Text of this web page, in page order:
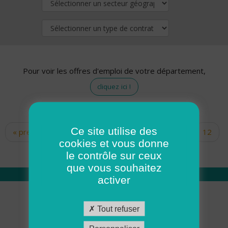
Pour voir les offres d'emploi de votre département,
cliquez ici !
Pages
« premier ‹ précédent … 10
12
14 15 16 17
Qui sommes nous
Académie ADMR
Ce site utilise des
cookies et vous donne
le contrôle sur ceux
que vous souhaitez
activer
Tout refuser